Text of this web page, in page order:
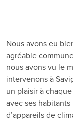
Nous avons eu
agréable
nous avons vu le
intervenons à
un plaisir à
avec ses
d’appareils de